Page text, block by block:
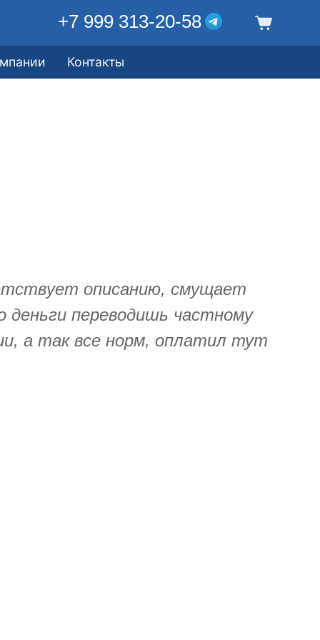
+7 999 313-20-58
Контакты
описанию, смущает
деньги переводишь частному
а так все норм, оплатил тут